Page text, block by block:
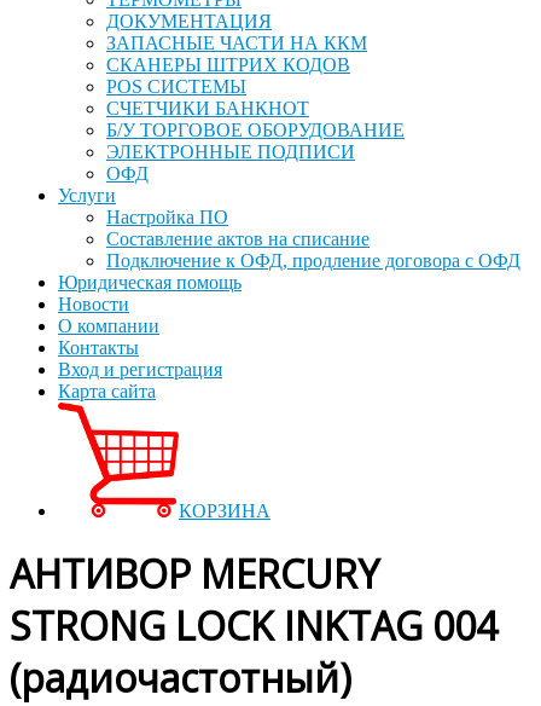
ДОКУМЕНТАЦИЯ
ЗАПАСНЫЕ ЧАСТИ НА ККМ
СКАНЕРЫ ШТРИХ КОДОВ
POS СИСТЕМЫ
СЧЕТЧИКИ БАНКНОТ
Б/У ТОРГОВОЕ ОБОРУДОВАНИЕ
ЭЛЕКТРОННЫЕ ПОДПИСИ
ОФД
Услуги
Настройка ПО
Составление актов на списание
Подключение к ОФД, продление договора с ОФД
Юридическая помощь
Новости
О компании
Контакты
Вход и регистрация
Карта сайта
КОРЗИНА
АНТИВОР MERCURY
STRONG LOCK INKTAG 004
(радиочастотный)